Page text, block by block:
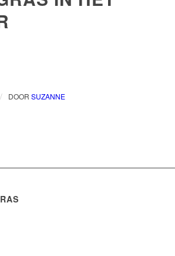
/ DOOR SUZANNE